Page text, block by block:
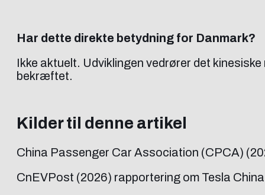
Har dette direkte betydning for Danmark?
Ikke aktuelt. Udviklingen vedrører det
bekræftet.
Kilder til denne artikel
China Passenger Car Association (CPCA)
CnEVPost (2026) rapportering om Tesla